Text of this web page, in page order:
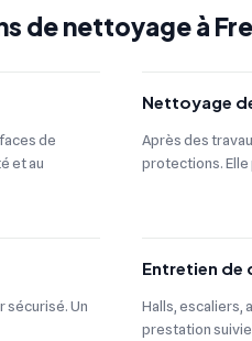
de nettoyage à
de
et au
Nettoyage
Après des
protections. Elle
sécurisé. Un
Entretien de
Halls, escaliers,
prestation